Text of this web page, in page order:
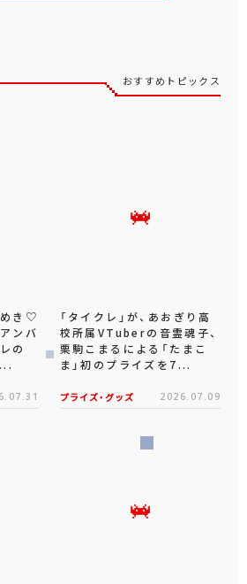
おすすめトピックス
めき♡
ンバ
の
「タイクレ」が、あおぎり高
校所属VTuberの音霊魂子、
栗駒こまるによる「たまこ
ま」初のプライズを7...
プライズ・グッズ 2026.07.09